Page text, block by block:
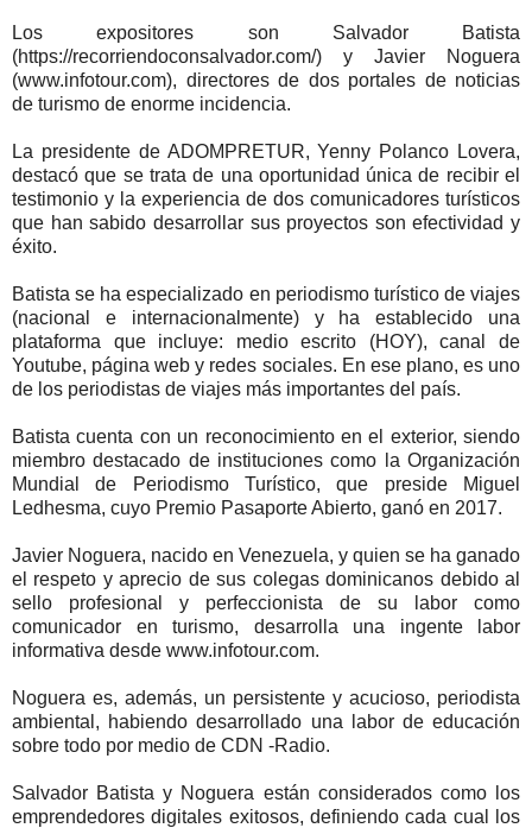
Los expositores son Salvador Batista
(https://recorriendoconsalvador.com/) y Javier Noguera
(www.infotour.com), directores de dos portales de noticias
de turismo de enorme incidencia.
La presidente de ADOMPRETUR, Yenny Polanco Lovera,
destacó que se trata de una oportunidad única de recibir el
testimonio y la experiencia de dos comunicadores turísticos
que han sabido desarrollar sus proyectos son efectividad y
éxito.
Batista se ha especializado en periodismo turístico de viajes
(nacional e internacionalmente) y ha establecido una
plataforma que incluye: medio escrito (HOY), canal de
Youtube, página web y redes sociales. En ese plano, es uno
de los periodistas de viajes más importantes del país.
Batista cuenta con un reconocimiento en el exterior, siendo
miembro destacado de instituciones como la Organización
Mundial de Periodismo Turístico, que preside Miguel
Ledhesma, cuyo Premio Pasaporte Abierto, ganó en 2017.
Javier Noguera, nacido en Venezuela, y quien se ha ganado
el respeto y aprecio de sus colegas dominicanos debido al
sello profesional y perfeccionista de su labor como
comunicador en turismo, desarrolla una ingente labor
informativa desde www.infotour.com.
Noguera es, además, un persistente y acucioso, periodista
ambiental, habiendo desarrollado una labor de educación
sobre todo por medio de CDN -Radio.
Salvador Batista y Noguera están considerados como los
emprendedores digitales exitosos, definiendo cada cual los